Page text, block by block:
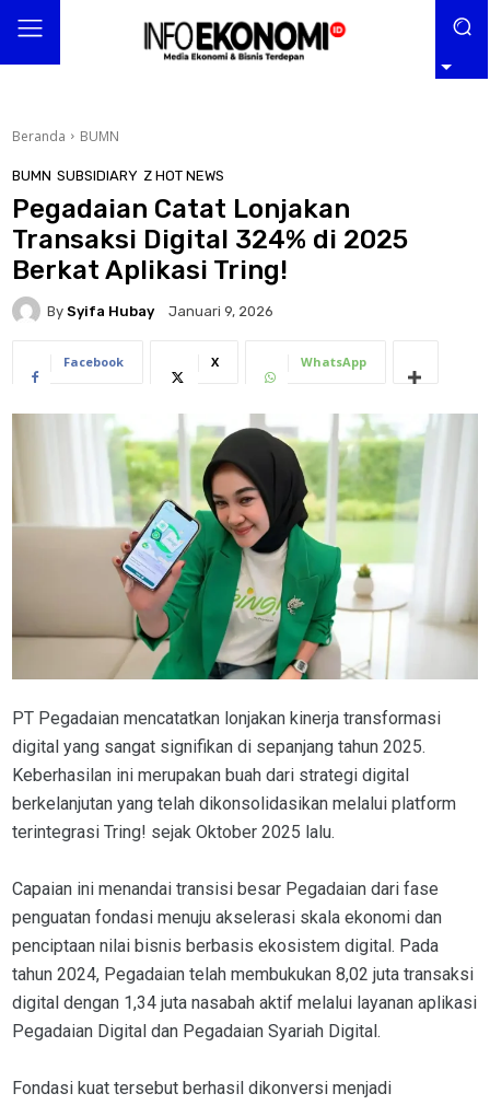
Beranda BUMN
BUMN SUBSIDIARY Z HOT NEWS
Pegadaian Catat Lonjakan
Transaksi Digital 324% di 2025
Berkat Aplikasi Tring!
By Syifa Hubay Januari 9, 2026
Facebook X WhatsApp
PT Pegadaian mencatatkan lonjakan kinerja transformasi
digital yang sangat signifikan di sepanjang tahun 2025.
Keberhasilan ini merupakan buah dari strategi digital
berkelanjutan yang telah dikonsolidasikan melalui platform
terintegrasi Tring! sejak Oktober 2025 lalu.
Capaian ini menandai transisi besar Pegadaian dari fase
penguatan fondasi menuju akselerasi skala ekonomi dan
penciptaan nilai bisnis berbasis ekosistem digital. Pada
tahun 2024, Pegadaian telah membukukan 8,02 juta transaksi
digital dengan 1,34 juta nasabah aktif melalui layanan aplikasi
Pegadaian Digital dan Pegadaian Syariah Digital.
Fondasi kuat tersebut berhasil dikonversi menjadi